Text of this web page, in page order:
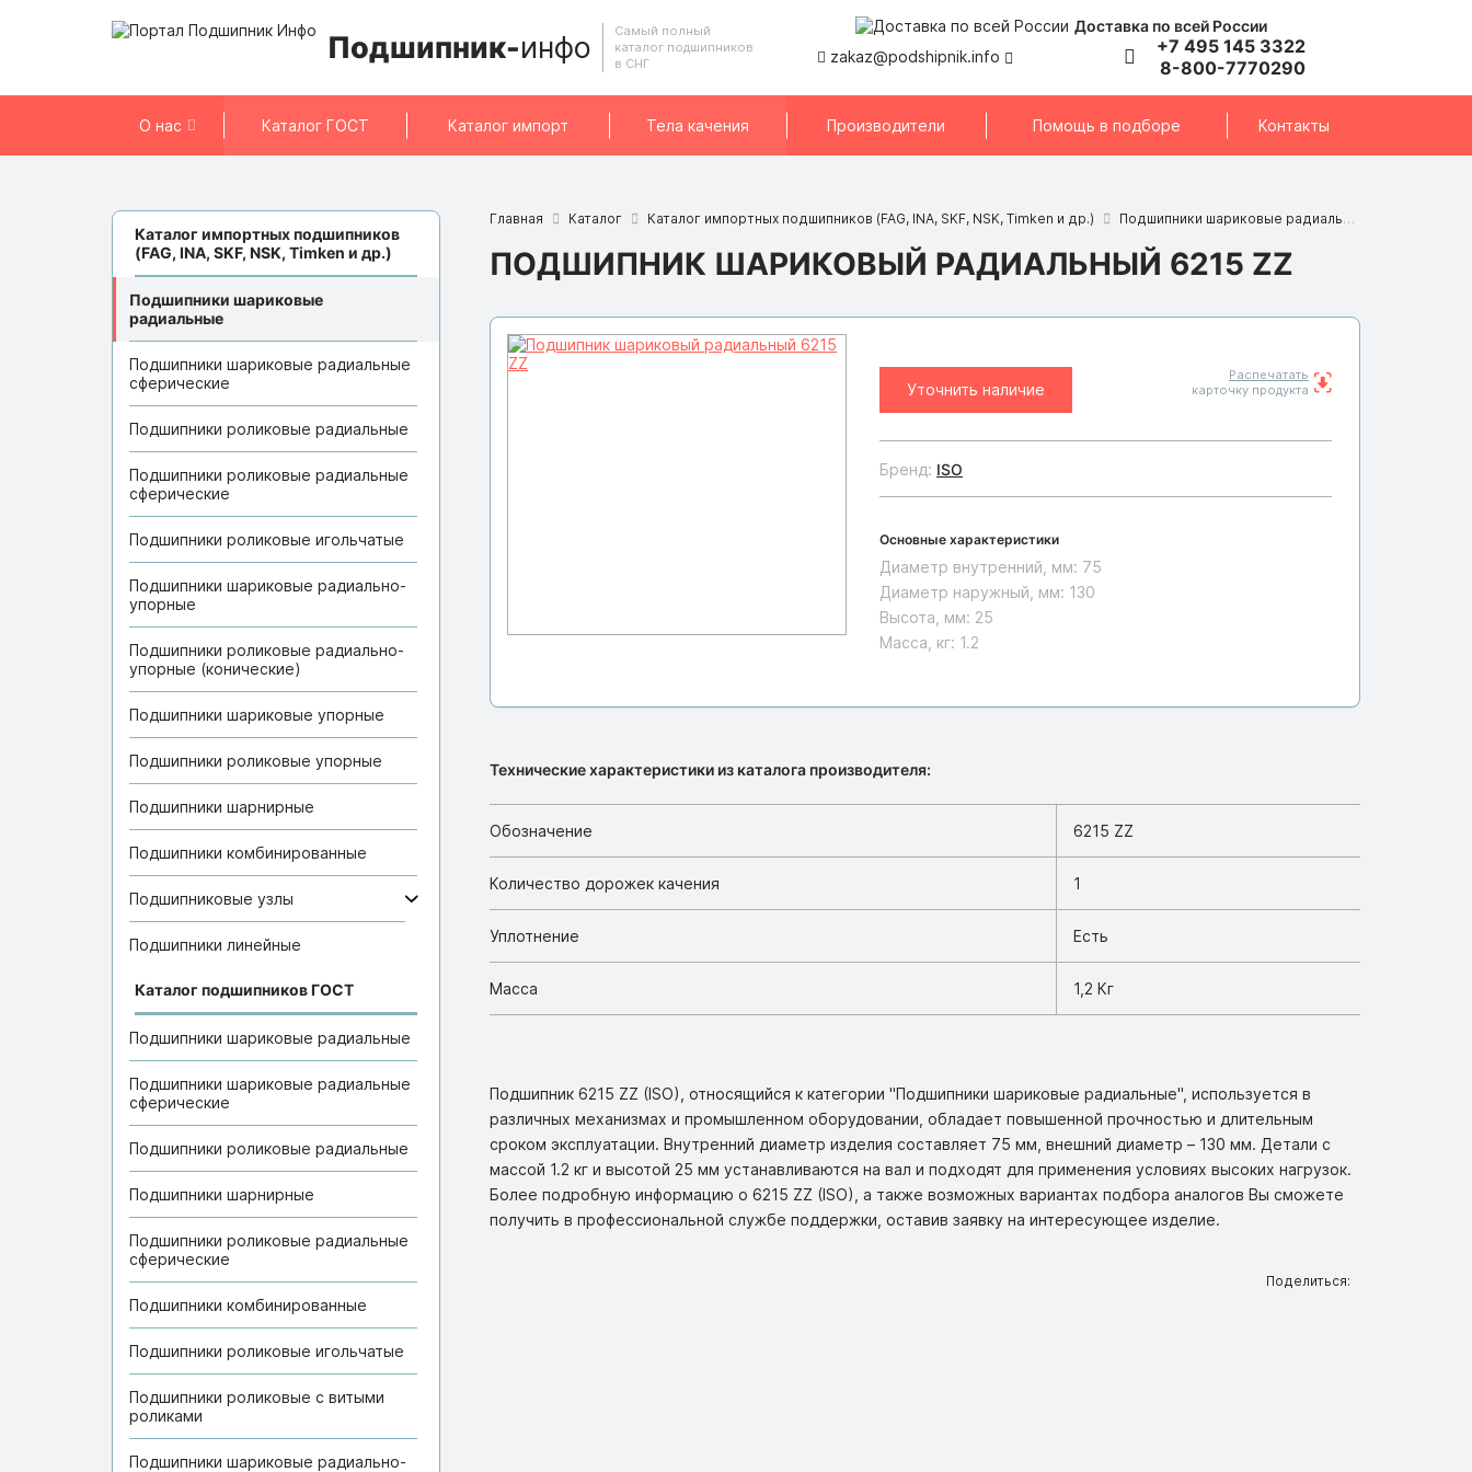
Подшипник-инфо
Самый полный
каталог подшипников
в СНГ
Доставка по всей России
zakaz@podshipnik.info
+7 495 145 3322
8-800-7770290
О нас Каталог ГОСТ Каталог импорт Тела качения Производители Помощь в подборе Контакты
Каталог импортных подшипников
(FAG, INA, SKF, NSK, Timken и др.)
Подшипники шариковые
радиальные
Подшипники шариковые радиальные
сферические
Подшипники роликовые радиальные
Подшипники роликовые радиальные
сферические
Подшипники роликовые игольчатые
Подшипники шариковые радиально-
упорные
Подшипники роликовые радиально-
упорные (конические)
Подшипники шариковые упорные
Подшипники роликовые упорные
Подшипники шарнирные
Подшипники комбинированные
Подшипниковые узлы
Подшипники линейные
Каталог подшипников ГОСТ
Подшипники шариковые радиальные
Подшипники шариковые радиальные
сферические
Подшипники роликовые радиальные
Подшипники шарнирные
Подшипники роликовые радиальные
сферические
Подшипники комбинированные
Подшипники роликовые игольчатые
Подшипники роликовые с витыми
роликами
Подшипники шариковые радиально-
Главная Каталог Каталог импортных подшипников (FAG, INA, SKF, NSK, Timken и др.) Подшипники шариковые радиальные
ПОДШИПНИК ШАРИКОВЫЙ РАДИАЛЬНЫЙ 6215 ZZ
Уточнить наличие
Распечатать
карточку продукта
Бренд: ISO
Основные характеристики
Диаметр внутренний, мм: 75
Диаметр наружный, мм: 130
Высота, мм: 25
Масса, кг: 1.2
Технические характеристики из каталога производителя:
Обозначение 6215 ZZ
Количество дорожек качения 1
Уплотнение Есть
Масса 1,2 Кг
Подшипник 6215 ZZ (ISO), относящийся к категории "Подшипники шариковые радиальные", используется в
различных механизмах и промышленном оборудовании, обладает повышенной прочностью и длительным
сроком эксплуатации. Внутренний диаметр изделия составляет 75 мм, внешний диаметр – 130 мм. Детали с
массой 1.2 кг и высотой 25 мм устанавливаются на вал и подходят для применения условиях высоких нагрузок.
Более подробную информацию о 6215 ZZ (ISO), а также возможных вариантах подбора аналогов Вы сможете
получить в профессиональной службе поддержки, оставив заявку на интересующее изделие.
Поделиться: